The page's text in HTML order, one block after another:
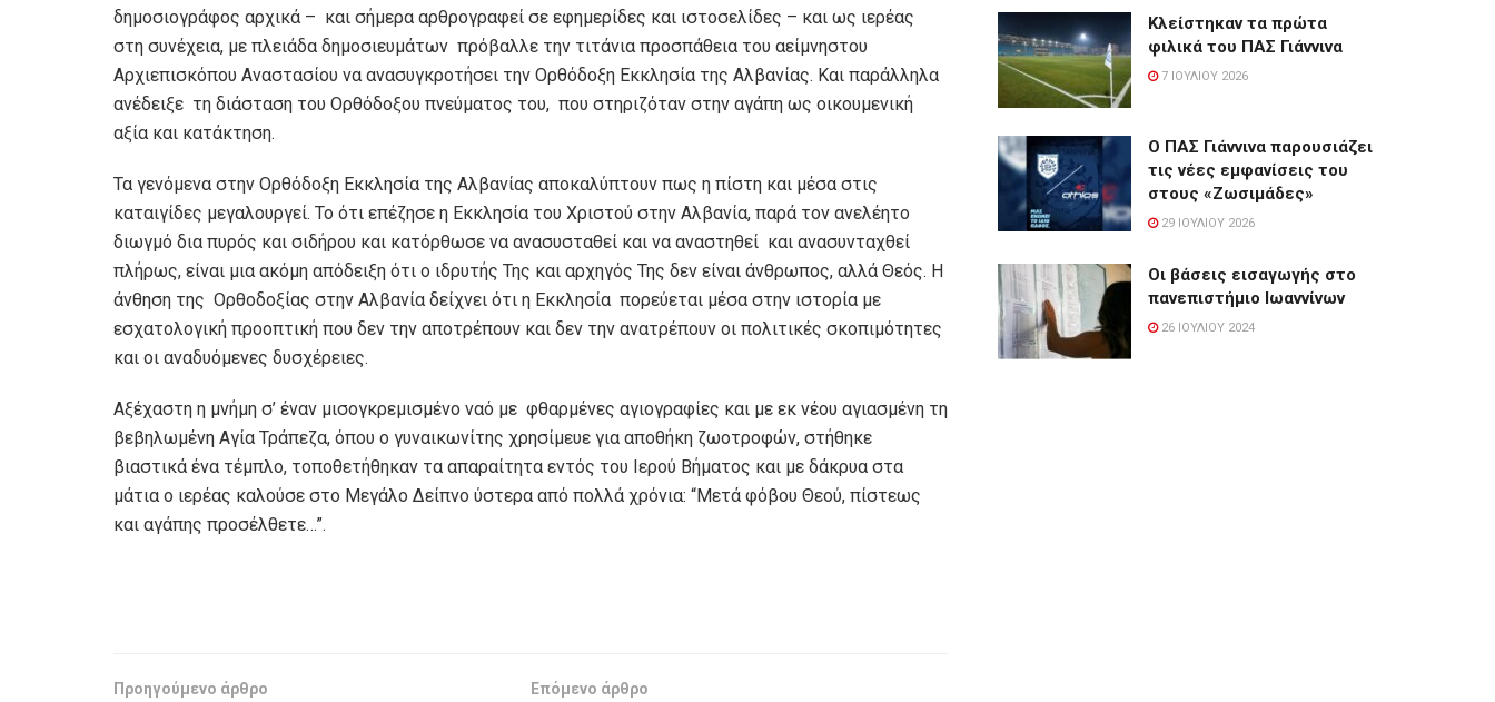
δημοσιογράφος αρχικά – και σήμερα αρθρογραφεί σε εφημερίδες και ιστοσελίδες – και ως ιερέας
στη συνέχεια, με πλειάδα δημοσιευμάτων πρόβαλλε την τιτάνια προσπάθεια του αείμνηστου
Αρχιεπισκόπου Αναστασίου να ανασυγκροτήσει την Ορθόδοξη Εκκλησία της Αλβανίας. Και παράλληλα
ανέδειξε τη διάσταση του Ορθόδοξου πνεύματος του, που στηριζόταν στην αγάπη ως οικουμενική
αξία και κατάκτηση.
Τα γενόμενα στην Ορθόδοξη Εκκλησία της Αλβανίας αποκαλύπτουν πως η πίστη και μέσα στις
καταιγίδες μεγαλουργεί. Το ότι επέζησε η Εκκλησία του Χριστού στην Αλβανία, παρά τον ανελέητο
διωγμό δια πυρός και σιδήρου και κατόρθωσε να ανασυσταθεί και να αναστηθεί και ανασυνταχθεί
πλήρως, είναι μια ακόμη απόδειξη ότι ο ιδρυτής Της και αρχηγός Της δεν είναι άνθρωπος, αλλά Θεός. Η
άνθηση της Ορθοδοξίας στην Αλβανία δείχνει ότι η Εκκλησία πορεύεται μέσα στην ιστορία με
εσχατολογική προοπτική που δεν την αποτρέπουν και δεν την ανατρέπουν οι πολιτικές σκοπιμότητες
και οι αναδυόμενες δυσχέρειες.
Αξέχαστη η μνήμη σ’ έναν μισογκρεμισμένο ναό με φθαρμένες αγιογραφίες και με εκ νέου αγιασμένη τη
βεβηλωμένη Αγία Τράπεζα, όπου ο γυναικωνίτης χρησίμευε για αποθήκη ζωοτροφών, στήθηκε
βιαστικά ένα τέμπλο, τοποθετήθηκαν τα απαραίτητα εντός του Ιερού Βήματος και με δάκρυα στα
μάτια ο ιερέας καλούσε στο Μεγάλο Δείπνο ύστερα από πολλά χρόνια: “Μετά φόβου Θεού, πίστεως
και αγάπης προσέλθετε…”.
Προηγούμενο άρθρο Επόμενο άρθρο
Κλείστηκαν τα πρώτα
φιλικά του ΠΑΣ Γιάννινα
7 ΙΟΥΛΊΟΥ 2026
Ο ΠΑΣ Γιάννινα παρουσιάζει
τις νέες εμφανίσεις του
στους «Ζωσιμάδες»
29 ΙΟΥΛΊΟΥ 2026
Οι βάσεις εισαγωγής στο
πανεπιστήμιο Ιωαννίνων
26 ΙΟΥΛΊΟΥ 2024